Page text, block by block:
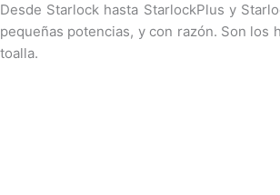
Desde Starlock hasta StarlockPlus y
pequeñas potencias, y con razón. Son
toalla.